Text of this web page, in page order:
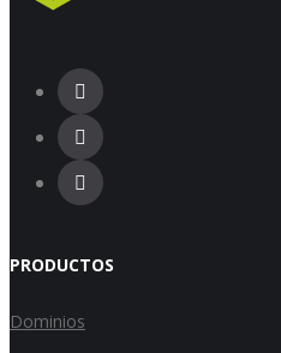
PRODUCTOS
Dominios